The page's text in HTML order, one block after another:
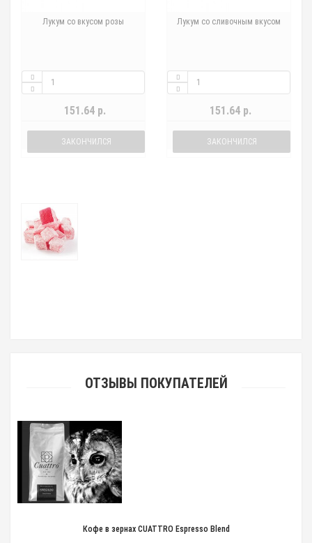
Лукум со вкусом розы
151.64 р.
ЗАКОНЧИЛСЯ
Лукум со сливочным вкусом
151.64 р.
ЗАКОНЧИЛСЯ
ОТЗЫВЫ ПОКУПАТЕЛЕЙ
Кофе в зернах CUATTRO Espresso Blend